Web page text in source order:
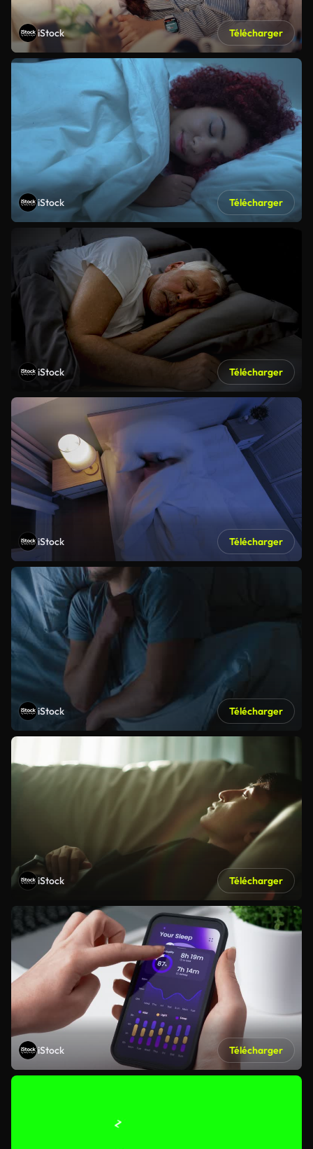
iStock Télécharger
iStock Télécharger
iStock Télécharger
iStock Télécharger
iStock Télécharger
iStock Télécharger
iStock Télécharger